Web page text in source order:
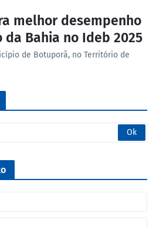
melhor desempenho
da Bahia no Ideb 2025
de Botuporã, no Território de